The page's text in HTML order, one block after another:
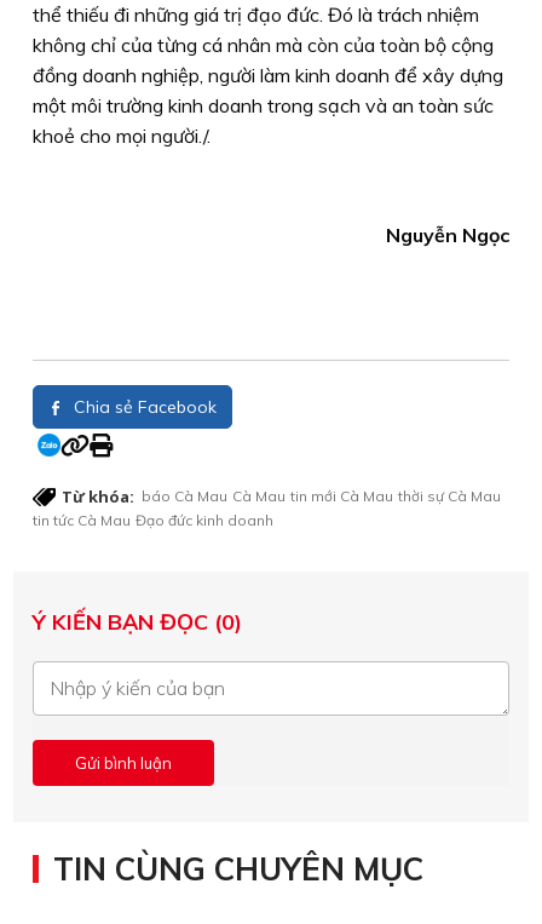
thể thiếu đi những giá trị đạo đức. Đó là trách nhiệm
không chỉ của từng cá nhân mà còn của toàn bộ cộng
đồng doanh nghiệp, người làm kinh doanh để xây dựng
một môi trường kinh doanh trong sạch và an toàn sức
khoẻ cho mọi người./.
Nguyễn Ngọc
Chia sẻ Facebook
Từ khóa: báo Cà Mau Cà Mau tin mới Cà Mau thời sự Cà Mau
tin tức Cà Mau Đạo đức kinh doanh
Ý KIẾN BẠN ĐỌC (0)
TIN CÙNG CHUYÊN MỤC